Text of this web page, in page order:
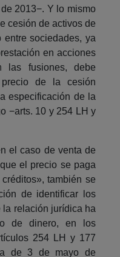
2013−. Y lo mismo
cesión de activos de
entre sociedades, ya
en acciones
las fusiones, debe
de la cesión
especificación de la
−arts. 10 y 254 LH y
el caso de venta de
el precio se paga
también se
de identificar los
la relación jurídica ha
de dinero, en los
254 LH y 177
de 3 de mayo de